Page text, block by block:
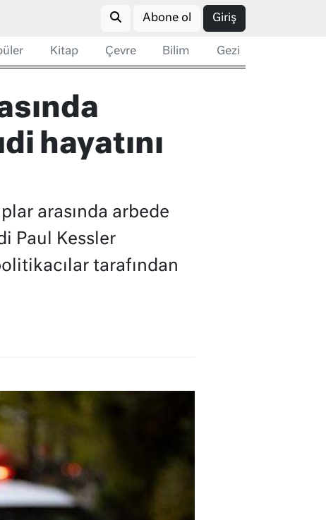
Abone ol Giriş
Kitap Çevre Bilim Gezi
hayatını
arasında arbede
Paul Kessler
tarafından